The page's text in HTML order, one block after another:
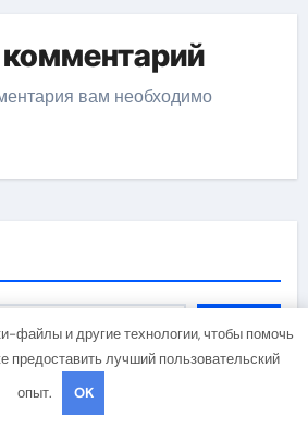
вам необходимо
Поиск
файлы и другие технологии, чтобы помочь
предоставить лучший пользовательский
опыт.
OK